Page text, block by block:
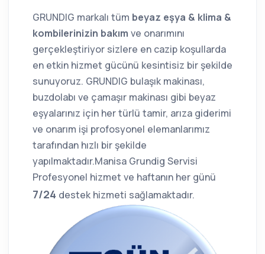
GRUNDIG markalı tüm beyaz eşya & klima &
kombilerinizin bakım ve onarımını
gerçekleştiriyor sizlere en cazip koşullarda
en etkin hizmet gücünü kesintisiz bir şekilde
sunuyoruz. GRUNDIG bulaşık makinası,
buzdolabı ve çamaşır makinası gibi beyaz
eşyalarınız için her türlü tamir, arıza giderimi
ve onarım işi profosyonel elemanlarımız
tarafından hızlı bir şekilde
yapılmaktadır.Manisa Grundig Servisi
Profesyonel hizmet ve haftanın her günü
7/24 destek hizmeti sağlamaktadır.